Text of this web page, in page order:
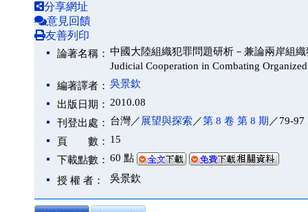
分享網址
意見回饋
友善列印
論著名稱： 中國大陸組織犯罪問題研析－兼論兩岸組
Judicial Cooperation in Combating
編著譯者： 吳景欽
出版日期： 2010.08
刊登出處： 台灣／ 展望與探索／第 8 卷 第 8 期 ／79-97
頁 數： 15
下載點數： 60 點
授 權 者： 吳景欽